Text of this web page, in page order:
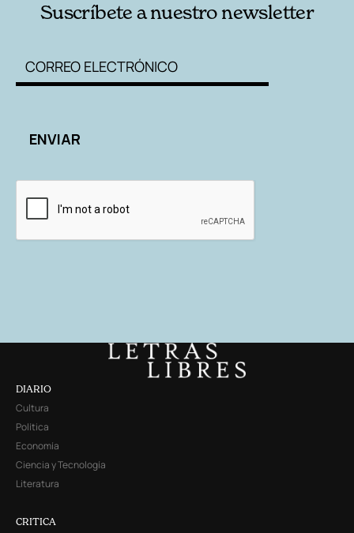
Suscríbete a nuestro newsletter
DIARIO
Cultura
Política
Economía
Ciencia y Tecnología
Literatura
CRITICA